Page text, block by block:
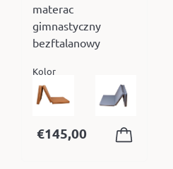
materac
gimnastyczny
bezftalanowy
Kolor
€145,00